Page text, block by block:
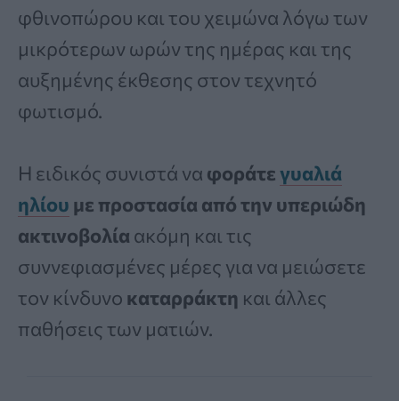
φθινοπώρου και του χειμώνα λόγω των
μικρότερων ωρών της ημέρας και της
αυξημένης έκθεσης στον τεχνητό
φωτισμό.
Η ειδικός συνιστά να φοράτεγυαλιά
ηλίου με προστασία από την υπεριώδη
ακτινοβολία ακόμη και τις
συννεφιασμένες μέρες για να μειώσετε
τον κίνδυνο καταρράκτη και άλλες
παθήσεις των ματιών.